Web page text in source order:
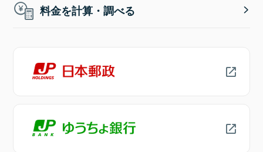
料金を計算・調べる